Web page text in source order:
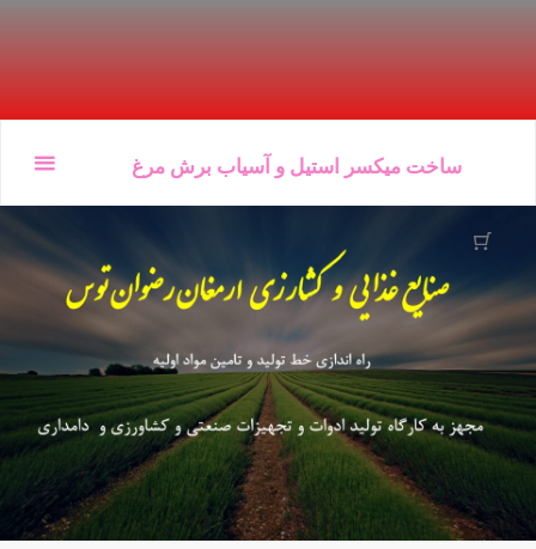
ساخت میکسر استیل و آسیاب برش مرغ